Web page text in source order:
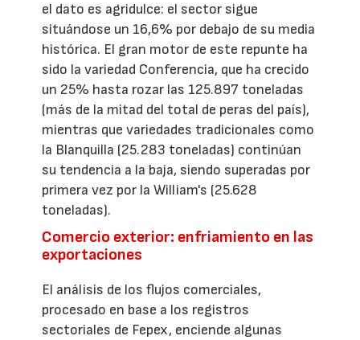
el dato es agridulce: el sector sigue
situándose un 16,6% por debajo de su media
histórica. El gran motor de este repunte ha
sido la variedad Conferencia, que ha crecido
un 25% hasta rozar las 125.897 toneladas
(más de la mitad del total de peras del país),
mientras que variedades tradicionales como
la Blanquilla (25.283 toneladas) continúan
su tendencia a la baja, siendo superadas por
primera vez por la William's (25.628
toneladas).
Comercio exterior: enfriamiento en las
exportaciones
El análisis de los flujos comerciales,
procesado en base a los registros
sectoriales de Fepex, enciende algunas